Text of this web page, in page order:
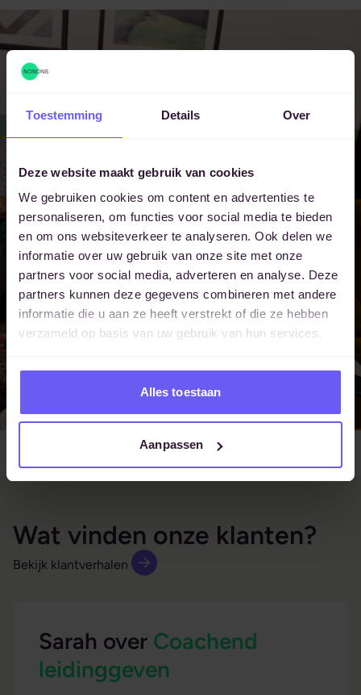
Toestemming Details Over
Deze website maakt gebruik van cookies
We gebruiken cookies om content en advertenties te
personaliseren, om functies voor social media te bieden
en om ons websiteverkeer te analyseren. Ook delen we
informatie over uw gebruik van onze site met onze
partners voor social media, adverteren en analyse. Deze
partners kunnen deze gegevens combineren met andere
informatie die u aan ze heeft verstrekt of die ze hebben
verzameld op basis van uw gebruik van hun services.
Alles toestaan
Aanpassen
Een traject op
maat
samenstellen?
Vraag een adviesgesprek aan.
Adviesgesprek
Wat vinden onze klanten?
Bekijk klantverhalen
Sarah over Coachend
leidinggeven